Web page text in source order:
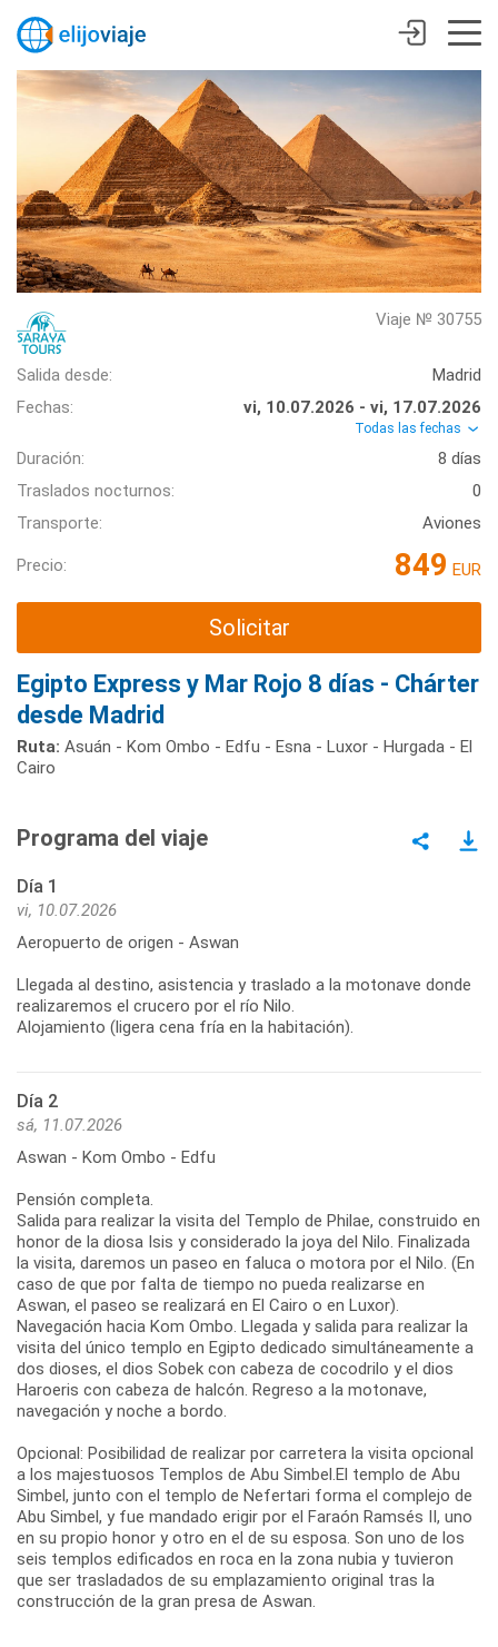
Viaje № 30755
Salida desde:
Madrid
Fechas:
vi, 10.07.2026 - vi, 17.07.2026
Todas las fechas
Duración:
8 días
Traslados nocturnos:
0
Transporte:
Aviones
Precio: 849 EUR
Solicitar
Egipto Express y Mar Rojo 8 días - Chárter
desde Madrid
Ruta: Asuán - Kom Ombo - Edfu - Esna - Luxor - Hurgada - El
Cairo
Programa del viaje
Día 1
vi, 10.07.2026
Aeropuerto de origen - Aswan
Llegada al destino, asistencia y traslado a la motonave donde
realizaremos el crucero por el río Nilo.
Alojamiento (ligera cena fría en la habitación).
Día 2
sá, 11.07.2026
Aswan - Kom Ombo - Edfu
Pensión completa.
Salida para realizar la visita del Templo de Philae, construido en
honor de la diosa Isis y considerado la joya del Nilo. Finalizada
la visita, daremos un paseo en faluca o motora por el Nilo. (En
caso de que por falta de tiempo no pueda realizarse en
Aswan, el paseo se realizará en El Cairo o en Luxor).
Navegación hacia Kom Ombo. Llegada y salida para realizar la
visita del único templo en Egipto dedicado simultáneamente a
dos dioses, el dios Sobek con cabeza de cocodrilo y el dios
Haroeris con cabeza de halcón. Regreso a la motonave,
navegación y noche a bordo.
Opcional: Posibilidad de realizar por carretera la visita opcional
a los majestuosos Templos de Abu Simbel.El templo de Abu
Simbel, junto con el templo de Nefertari forma el complejo de
Abu Simbel, y fue mandado erigir por el Faraón Ramsés II, uno
en su propio honor y otro en el de su esposa. Son uno de los
seis templos edificados en roca en la zona nubia y tuvieron
que ser trasladados de su emplazamiento original tras la
construcción de la gran presa de Aswan.